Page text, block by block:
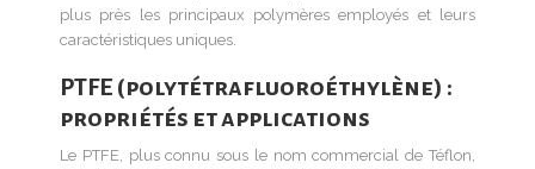
plus près les principaux polymères employés et leurs
caractéristiques uniques.
PTFE (polytétrafluoroéthylène) :
propriétés et applications
Le PTFE, plus connu sous le nom commercial de Téflon,